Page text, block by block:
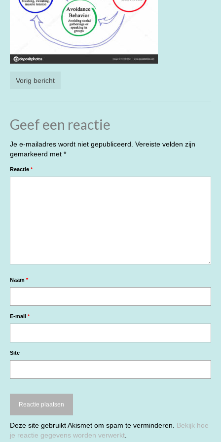
Vorig bericht
Geef een reactie
Je e-mailadres wordt niet gepubliceerd. Vereiste velden zijn
gemarkeerd met *
Reactie *
Naam *
E-mail *
Site
Deze site gebruikt Akismet om spam te verminderen. Bekijk hoe
je reactie gegevens worden verwerkt